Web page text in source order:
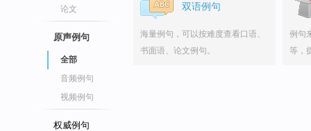
论文
原声例句
全部
音频例句
视频例句
权威例句
双语例句
海量例句，可以按难度查看口语、
书面语、论文例句。
例句
等，